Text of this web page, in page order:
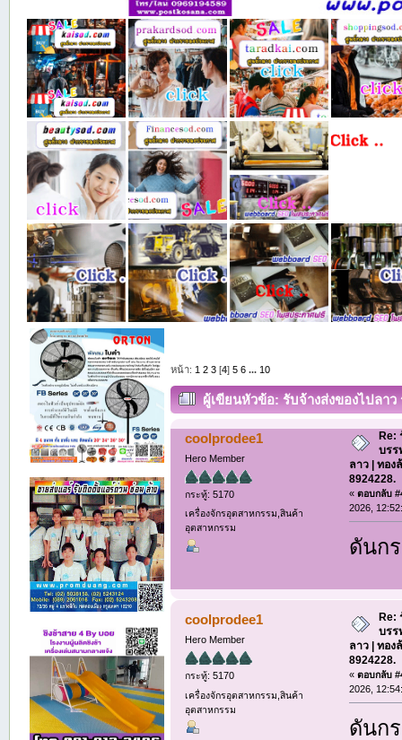
หน้า: 1 2 3[4] 5 6 ... 10
ผู้เขียนหัวข้อ: รับจ้างส่งของไปลา
ขนส่ง 063-8924228. (อ่าน 975 ครั้ง)
coolprodee1
Hero Member
กระทู้: 5170
เครื่องจักรอุตสาหกรรม,สินค้า
อุตสาหกรรม
Re:
บรร
ลาว | ทอง
8924228.
«ตอบกลับ
2026,
ดันก
coolprodee1
Hero Member
กระทู้: 5170
เครื่องจักรอุตสาหกรรม,สินค้า
อุตสาหกรรม
Re:
บรร
ลาว | ทอง
8924228.
«ตอบกลับ
2026,
ดันก